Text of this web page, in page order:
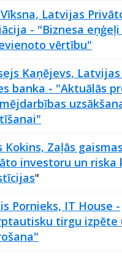
Latvijas
- "Biznesa
vērtību"
Kaņējevs,
banka - "Aktuālās
Kokins, Zaļās
investoru un riska
"
Pornieks, IT House -
tirgu izpēte